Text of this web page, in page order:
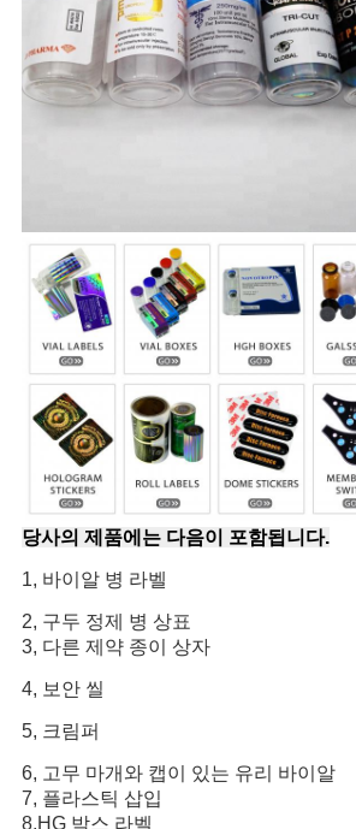
당사의 제품에는 다음이 포함됩니다.
1, 바이알 병 라벨
2, 구두 정제 병 상표
3, 다른 제약 종이 상자
4, 보안 씰
5, 크림퍼
6, 고무 마개와 캡이 있는 유리 바이알
7, 플라스틱 삽입
8,HG 박스 라벨